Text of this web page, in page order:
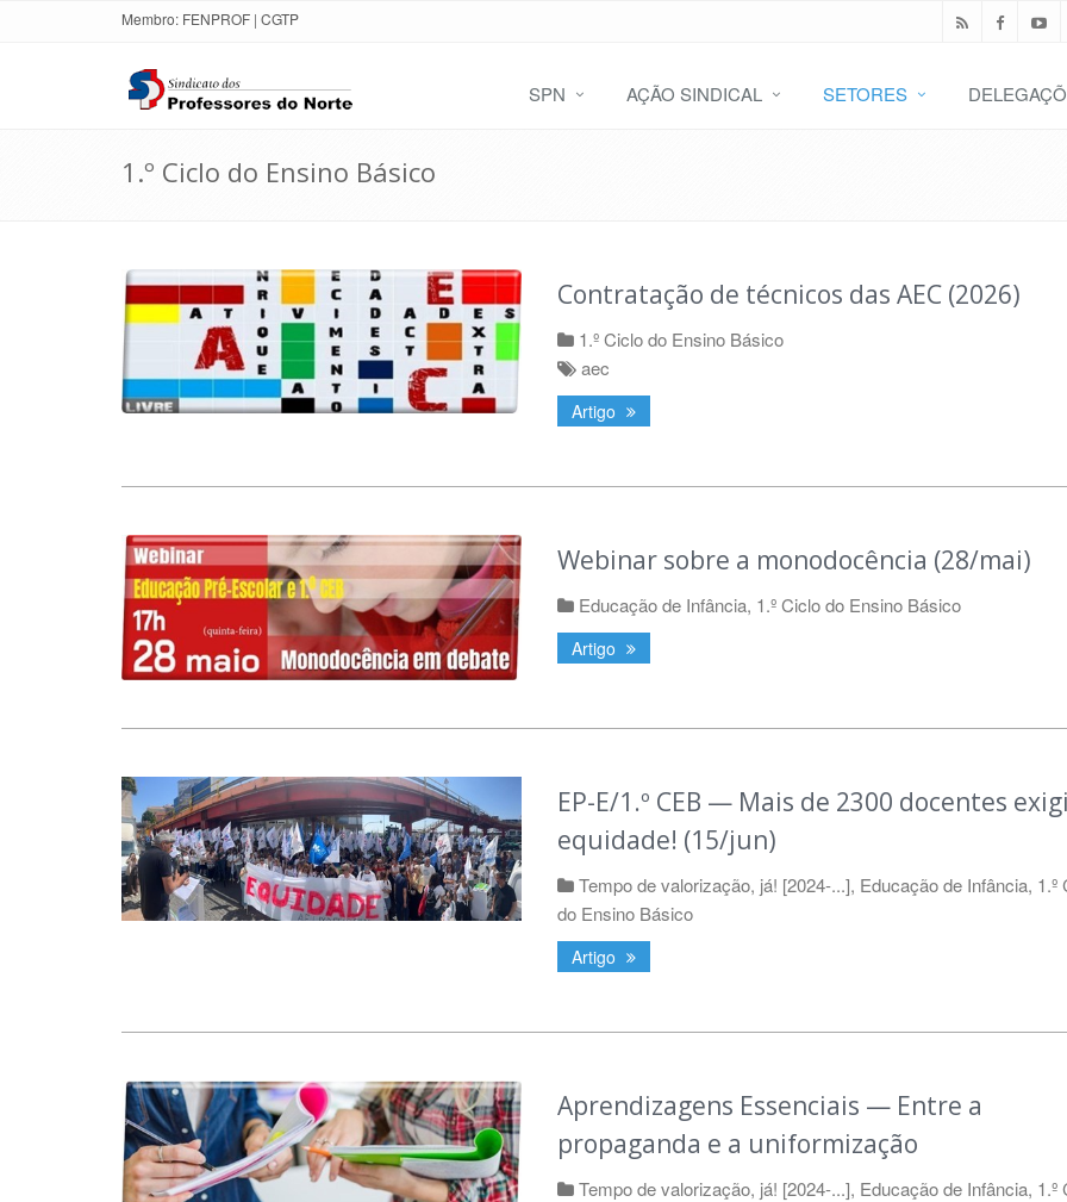
Membro: FENPROF | CGTP
SPN AÇÃO SINDICAL SETORES
1.º Ciclo do Ensino Básico
Contratação de técnicos das AEC (2026)
1.º Ciclo do Ensino Básico
aec
Artigo
Webinar sobre a monodocência (28/mai)
Educação de Infância, 1.º Ciclo do Ensino Básico
Artigo
EP-E/1.º CEB — Mais de 2300 docentes
equidade! (15/jun)
Tempo de valorização, já! [2024-...], Educação de Infância, 1.º
do Ensino Básico
Artigo
Aprendizagens Essenciais — Entre a
propaganda e a uniformização
Tempo de valorização, já! [2024-...], Educação de Infância, 1.º